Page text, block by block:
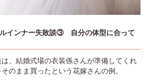
インナー失敗談③ 自分の体型に合って
、結婚式場の衣装係さんが準備してくれ
のまま買ったという花嫁さんの例。